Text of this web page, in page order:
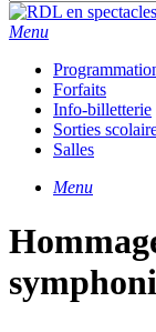
Close
Search
Menu
Forfaits
Info-billetterie
Sorties
Salles
Menu